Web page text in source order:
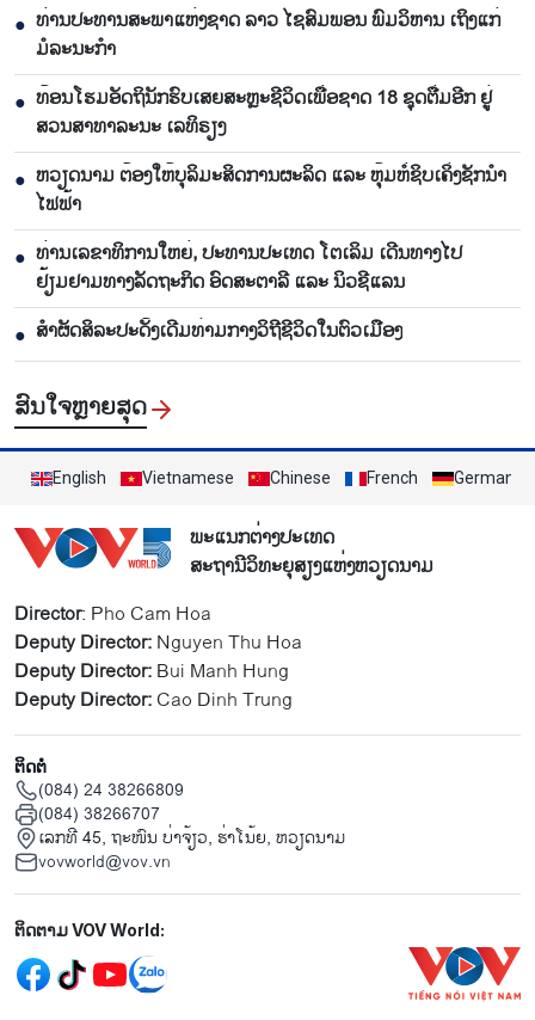
● ທ່ານປະທານສະພາແຫ່ງຊາດ ລາວ ໄຊສົມພອນ ພົມວິຫານ ເຖິງແກ່
ມໍລະນະກຳ
● ທ້ອນໂຮມອັດຖິນັກຮົບເສຍສະຫຼະຊີວິດເພື່ອຊາດ 18 ຊຸດຕື່ມອີກ ຢູ່
ສວນສາທາລະນະ ເລທິຣຽງ
● ຫວຽດນາມ ຕ້ອງໃຫ້ບຸລິມະສິດການຜະລິດ ແລະ ຫຸ້ມຫໍ່ຊິບເຄິ່ງຊັກນຳ
ໄຟຟ້າ
● ທ່ານເລຂາທິການໃຫຍ່, ປະທານປະເທດ ໂຕເລິມ ເດີນທາງໄປ
ຢ້ຽມຢາມທາງລັດຖະກິດ ອົດສະຕາລີ ແລະ ນິວຊີແລນ
● ສຳຜັດສິລະປະດັ້ງເດີມທ່າມກາງວິຖີຊີວິດໃນຕົວເມືອງ
ສົນ​ໃຈ​ຫຼາຍ​ສຸດ
English Vietnamese Chinese French German
ພະແນກຕ່າງປະເທດ
ສະຖານີວິທະຍຸສຽງແຫ່ງຫວຽດນາມ
Director: Pho Cam Hoa
Deputy Director:Nguyen Thu Hoa
Deputy Director:Bui Manh Hung
Deputy Director:Cao Dinh Trung
ຕິດຕໍ່
(084) 24 38266809
(084) 38266707
ເລກທີ 45, ຖະໜົນ ບ່າ​ຈ້ຽວ, ຮ່າ​ໂນ້ຍ, ຫວຽດນາມ
vovworld@vov.vn
Mạng xã hội
ຕິດຕາມ VOV World: